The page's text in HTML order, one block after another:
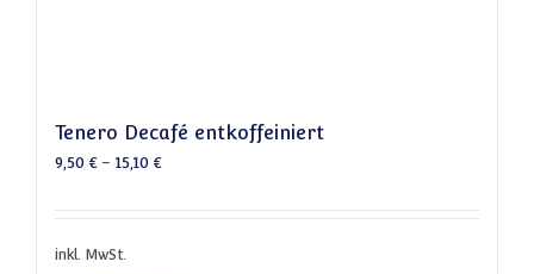
Tenero Decafé entkoffeiniert
9,50 €– 15,10 €
inkl. MwSt.